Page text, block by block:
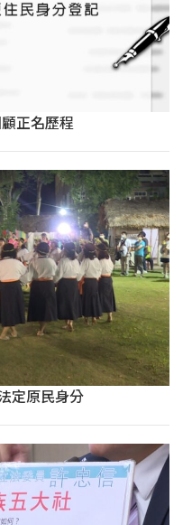
正名歷程
定原民身分